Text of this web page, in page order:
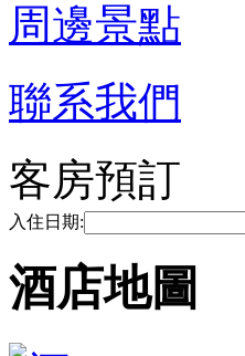
周邊景點
聯系我們
客房預訂
入住日期:
酒店地圖